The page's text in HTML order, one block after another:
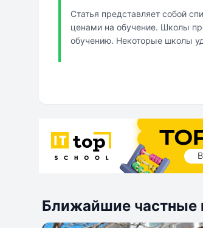
Статья представляет собой
ценами на обучение. Школы
обучению. Некоторые школы
Ближайшие